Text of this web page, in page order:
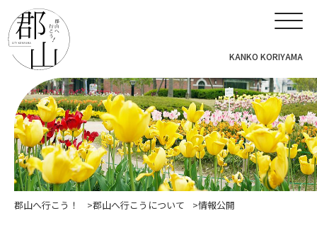
KANKO KORIYAMA
郡山へ行こう！ 郡山へ行こうについて 情報公開